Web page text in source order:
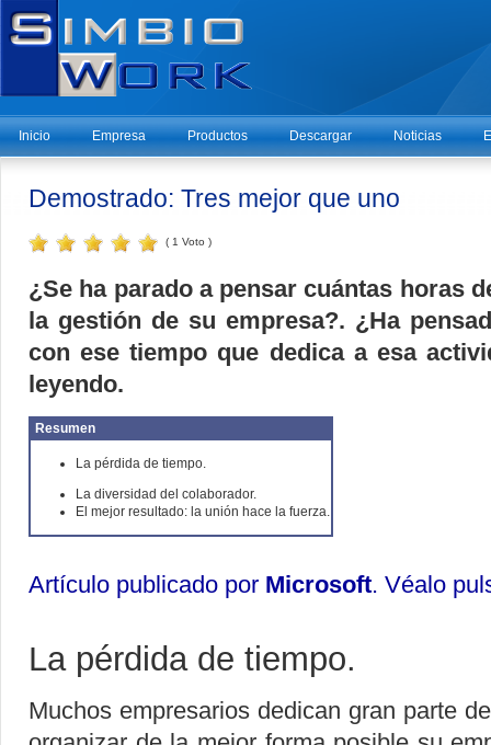
Inicio Empresa Productos Descargar Noticias
Demostrado: Tres mejor que uno
( 1 Voto )
¿Se ha parado a pensar cuántas horas
la gestión de su empresa?. ¿Ha
con ese tiempo que dedica a esa
leyendo.
Resumen
La pérdida de tiempo.
La diversidad del colaborador.
El mejor resultado: la unión hace la fuerza.
Artículo publicado por Microsoft. Véalo
La pérdida de tiempo.
Muchos empresarios dedican gran parte